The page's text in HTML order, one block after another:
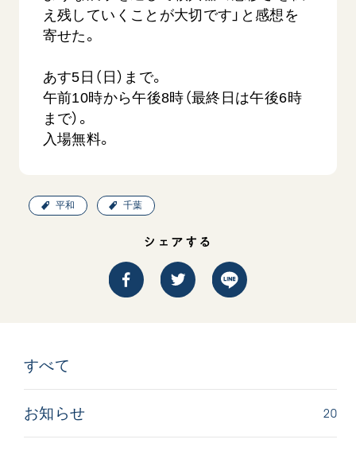
初代会長・牧口常三郎先生
第2代会長・戸田城聖先生
第3代会長・池田大作先生
友人葬
彼岸
音楽活動
展示活動
図書贈呈
創価学会 社会憲章
会長・理事長・各部長の紹介
略年表
道府県中心会館
座談会御書ｅ講義
小説『新・人間革命』『人間革命』要旨
御書検索［新版］
関連リンク
創価学会総本部
墓地公園・納骨堂
聖教電子版
聖教ブックストア
Soka Gakkai グローバルサイト
ご意見
ご利用にあたって
SOKA PICKS
え残していくことが大切です」と感想を
寄せた。
あす5日（日）まで。
午前10時から午後8時（最終日は午後6時
まで）。
入場無料。
平和 千葉
シェアする
すべて
お知らせ 20